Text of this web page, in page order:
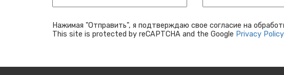
Нажимая "Отправить", я подтверждаю свое согласие на
This site is protected by reCAPTCHA and the Google Privacy Policy